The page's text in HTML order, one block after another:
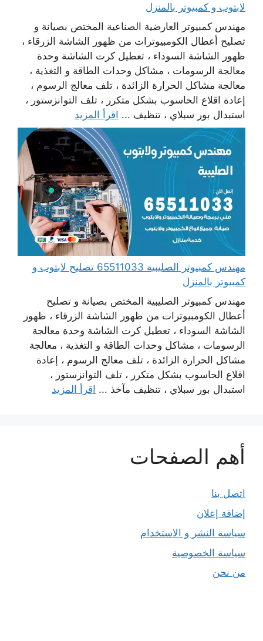
لابتوب و كمبيوتر بالمنزل
مهندس كمبيوتر العارضية الصناعية المختص بصيانة و
تصليح أعطال الكومبيوترات من ظهور الشاشة الزرقاء ،
ظهور الشاشة السوداء ، تعطيل كرت الشاشة وحدة
معالجة الرسومات ، مشاكل وحدات الطاقة و التغذية ،
معالجة مشاكل الحرارة الزائدة ، تلف معالج الرسوم ،
إعادة اقلاع الحاسوب بشكل متكرر ، تلف التوانزستور ،
استبدال بور سبلاي ، تنظيف ... اقرأ المزيد
مهندس كمبيوتر الصليبية 65511033 تصليح لابتوب و
كمبيوتر بالمنزل
مهندس كمبيوتر الصليبية المختص بصيانة و تصليح
أعطال الكومبيوترات من ظهور الشاشة الزرقاء ، ظهور
الشاشة السوداء ، تعطيل كرت الشاشة وحدة معالجة
الرسومات ، مشاكل وحدات الطاقة و التغذية ، معالجة
مشاكل الحرارة الزائدة ، تلف معالج الرسوم ، إعادة
اقلاع الحاسوب بشكل متكرر ، تلف التوانزستور ،
استبدال بور سبلاي ، تنظيف مآخذ ... اقرأ المزيد
أهم الصفحات
اتصل بنا
إضافة إعلان
سياسة النشر و الاستخدام
سياسة الخصوصية
من نحن